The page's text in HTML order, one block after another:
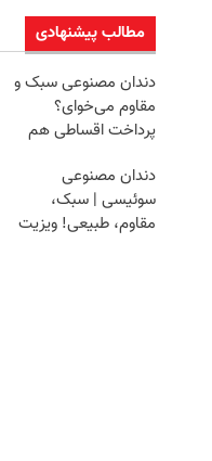
مطالب پیشنهادی
دندان مصنوعی سبک و
مقاوم می‌خوای؟
پرداخت اقساطی هم
دندان مصنوعی
سوئیسی | سبک،
مقاوم، طبیعی! ویزیت